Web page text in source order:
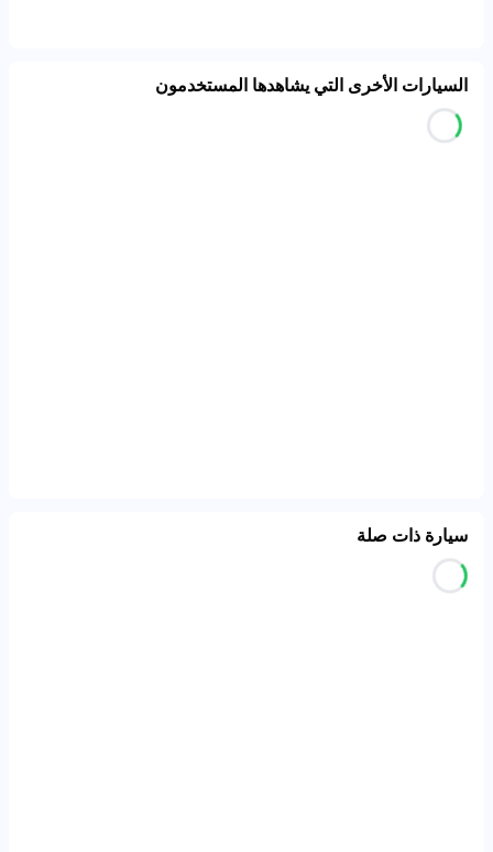
السيارات الأخرى التي يشاهدها المستخدمون
سيارة ذات صلة